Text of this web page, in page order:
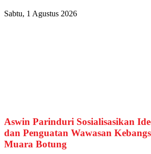
Sabtu, 1 Agustus 2026
Aswin Parinduri Sosialisasikan
dan Penguatan Wawasan
Muara Botung